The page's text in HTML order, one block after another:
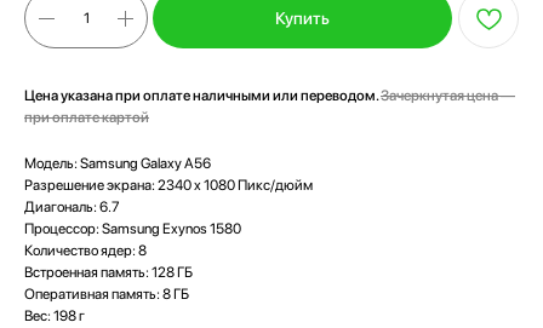
Купить
Цена указана при оплате наличными или переводом.Зачеркнутая цена —
при оплате картой
Модель: Samsung Galaxy A56
Разрешение экрана: 2340 x 1080 Пикс/дюйм
Диагональ: 6.7
Процессор: Samsung Exynos 1580
Количество ядер: 8
Встроенная память: 128 ГБ
Оперативная память: 8 ГБ
Вес: 198 г